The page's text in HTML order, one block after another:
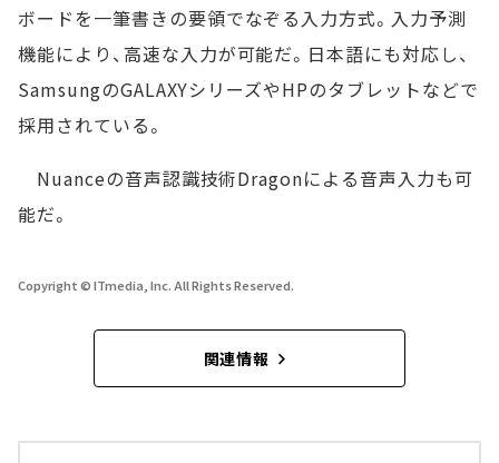
ボードを一筆書きの要領でなぞる入力方式。入力予測
機能により、高速な入力が可能だ。日本語にも対応し、
SamsungのGALAXYシリーズやHPのタブレットなどで
採用されている。
Nuanceの音声認識技術Dragonによる音声入力も可
能だ。
Copyright © ITmedia, Inc. All Rights Reserved.
関連情報